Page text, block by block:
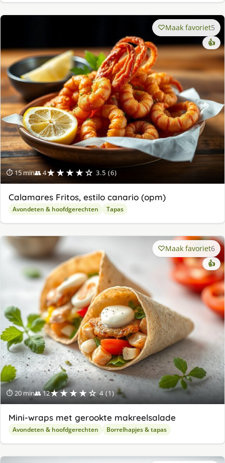
⏱ 15 min👥 4★★★★☆ 3.5 (6)
Maak favoriet5
👍
Calamares Fritos, estilo canario (opm)
Avondeten & hoofdgerechten Tapas
⏱ 20 min👥 12★★★★☆ 4 (1)
Maak favoriet6
👍
Mini-wraps met gerookte makreelsalade
Avondeten & hoofdgerechten Borrelhapjes & tapas